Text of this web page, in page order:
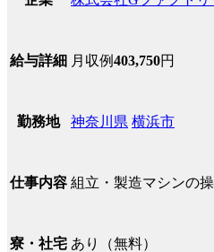
給与詳細 月収例403,750円
勤務地 神奈川県 横浜市
仕事内容 組立・製造マシンの
寮・社宅 あり（無料）